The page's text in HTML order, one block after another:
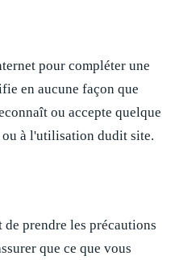
pour compléter une
en aucune façon que
ou accepte quelque
à l'utilisation dudit site.
prendre les précautions
que ce que vous